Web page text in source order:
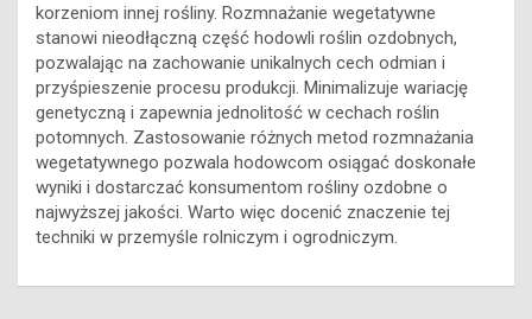
korzeniom innej rośliny. Rozmnażanie wegetatywne
stanowi nieodłączną część hodowli roślin ozdobnych,
pozwalając na zachowanie unikalnych cech odmian i
przyśpieszenie procesu produkcji. Minimalizuje wariację
genetyczną i zapewnia jednolitość w cechach roślin
potomnych. Zastosowanie różnych metod rozmnażania
wegetatywnego pozwala hodowcom osiągać doskonałe
wyniki i dostarczać konsumentom rośliny ozdobne o
najwyższej jakości. Warto więc docenić znaczenie tej
techniki w przemyśle rolniczym i ogrodniczym.